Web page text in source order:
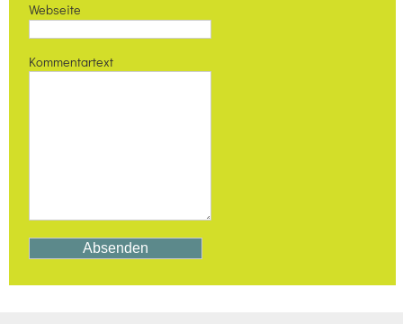
Webseite
Kommentartext